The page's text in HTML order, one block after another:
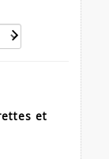
et